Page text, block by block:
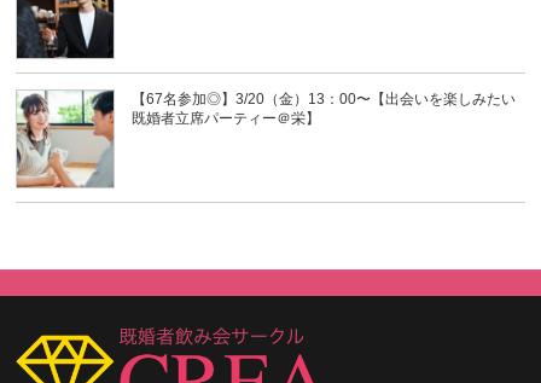
【67名参加◎】3/20（金）13：00〜【出会いを楽しみたい
既婚者立席パーティー＠栄】